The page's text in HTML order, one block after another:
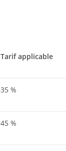
Tarif applicable
35 %
45 %